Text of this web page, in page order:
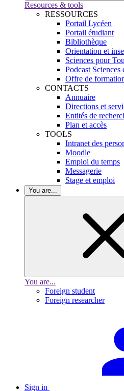
Resources & tools
RESSOURCES
Portail Lycéen
Portail étudiant
Bibliothèque
Orientation et
Sciences pour
Podcast Sciences
Offre de
CONTACTS
Annuaire
Directions et
Entités de
Plan et accès
TOOLS
Intranet des
Moodle
Emploi du temps
Messagerie
Stage et emploi
You are...
You are...
Foreign student
Foreign researcher
Sign in